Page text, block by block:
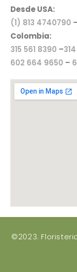
Desde USA:
(1) 813 4740790 –
Colombia:
315 561 8390 –
602 664 9650 –
©2023.